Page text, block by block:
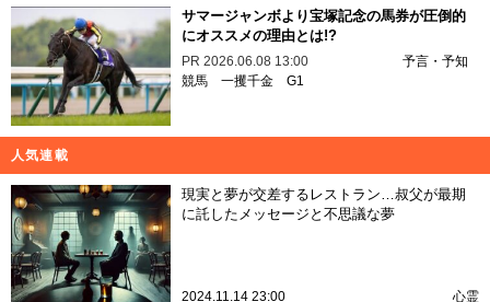
サマージャンボより宝塚記念の馬券が圧倒的
にオススメの理由とは!?
PR 2026.06.08 13:00
予言・予知
競馬 一攫千金 G1
人気連載
現実と夢が交差するレストラン…叔父が最期
に託したメッセージと不思議な夢
2024.11.14 23:00 心霊